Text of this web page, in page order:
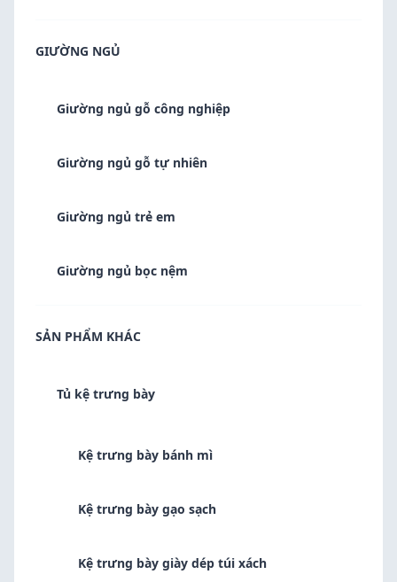
GIƯỜNG NGỦ
Giường ngủ gỗ công nghiệp
Giường ngủ gỗ tự nhiên
Giường ngủ trẻ em
Giường ngủ bọc nệm
SẢN PHẨM KHÁC
Tủ kệ trưng bày
Kệ trưng bày bánh mì
Kệ trưng bày gạo sạch
Kệ trưng bày giày dép túi xách